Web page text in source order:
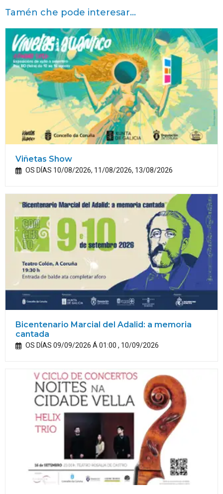
Tamén che pode interesar...
Viñetas Show
OS DÍAS 10/08/2026, 11/08/2026, 13/08/2026
Bicentenario Marcial del Adalid: a memoria
cantada
OS DÍAS 09/09/2026 Á 01:00 , 10/09/2026